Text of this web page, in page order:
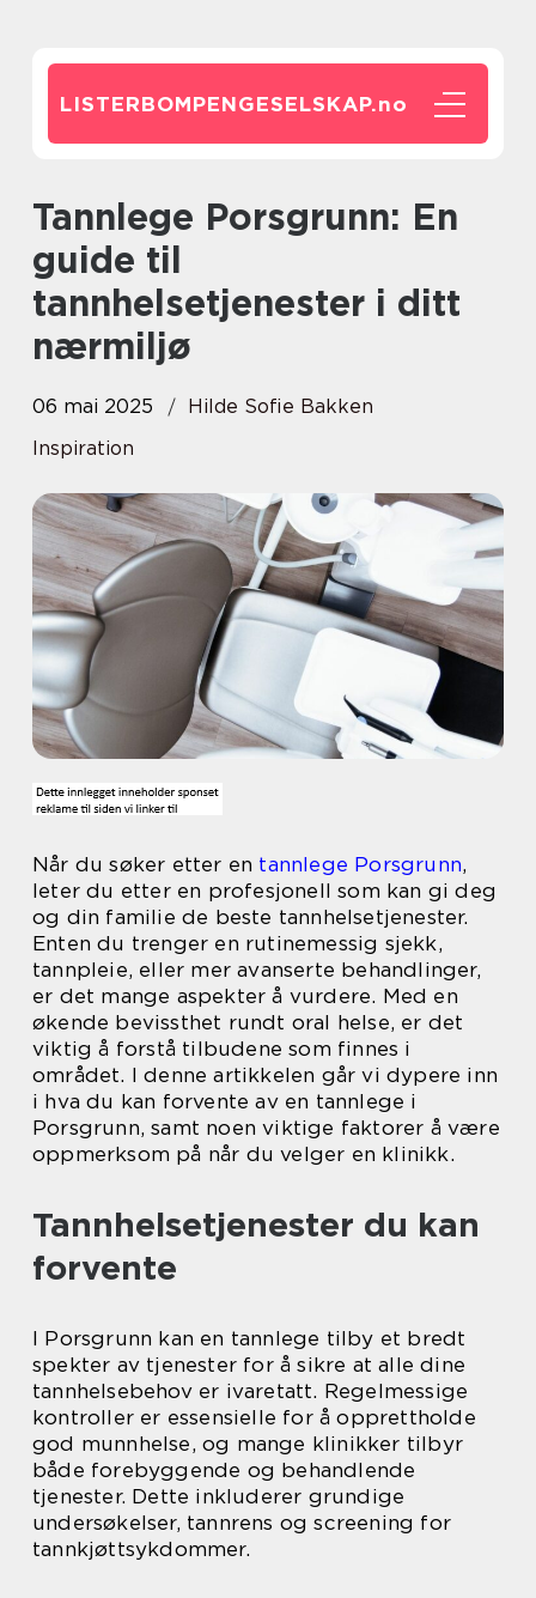
LISTERBOMPENGESELSKAP.no
Tannlege Porsgrunn: En
guide til
tannhelsetjenester i ditt
nærmiljø
06 mai 2025
Hilde Sofie Bakken
Inspiration
Når du søker etter en tannlege Porsgrunn,
leter du etter en profesjonell som kan gi deg
og din familie de beste tannhelsetjenester.
Enten du trenger en rutinemessig sjekk,
tannpleie, eller mer avanserte behandlinger,
er det mange aspekter å vurdere. Med en
økende bevissthet rundt oral helse, er det
viktig å forstå tilbudene som finnes i
området. I denne artikkelen går vi dypere inn
i hva du kan forvente av en tannlege i
Porsgrunn, samt noen viktige faktorer å være
oppmerksom på når du velger en klinikk.
Tannhelsetjenester du kan
forvente
I Porsgrunn kan en tannlege tilby et bredt
spekter av tjenester for å sikre at alle dine
tannhelsebehov er ivaretatt. Regelmessige
kontroller er essensielle for å opprettholde
god munnhelse, og mange klinikker tilbyr
både forebyggende og behandlende
tjenester. Dette inkluderer grundige
undersøkelser, tannrens og screening for
tannkjøttsykdommer.